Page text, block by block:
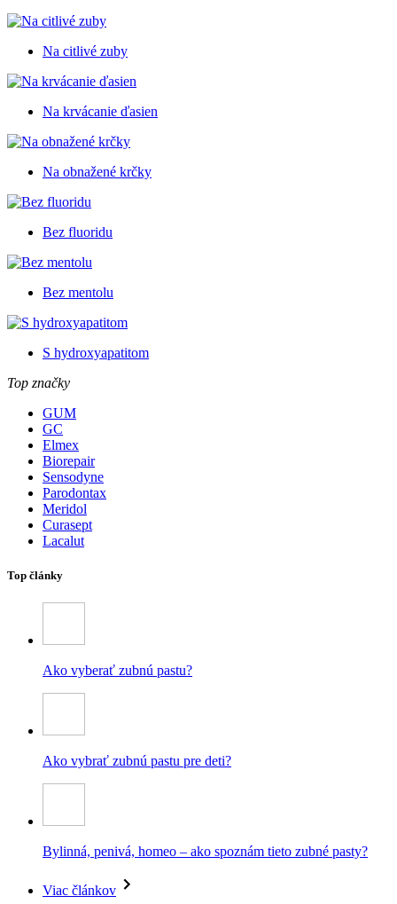
Na citlivé zuby
Na krvácanie ďasien
Na obnažené krčky
Bez fluoridu
Bez mentolu
S hydroxyapatitom
Top značky
GUM
GC
Elmex
Biorepair
Sensodyne
Parodontax
Meridol
Curasept
Lacalut
Top články
Ako vyberať zubnú pastu?
Ako vybrať zubnú pastu pre deti?
Bylinná, penivá, homeo – ako spoznám tieto zubné pasty?
Viac článkov